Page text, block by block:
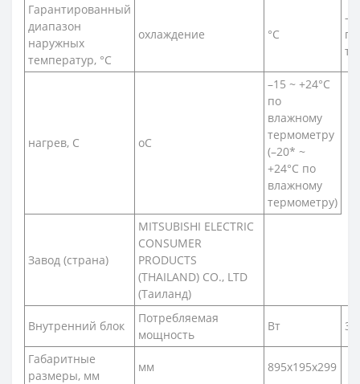
Гарантированный
диапазон
наружных
температур, °С
охлаждение °С
нагрев, С оС
–15 ~ +24°C
по
влажному
термометру
(–20* ~
+24°C по
влажному
термометру)
Завод (страна)
MITSUBISHI ELECTRIC
CONSUMER
PRODUCTS
(THAILAND) CO., LTD
(Таиланд)
Внутренний блок
Потребляемая
мощность
Вт 31
Габаритные
размеры, мм
мм 895x195x299